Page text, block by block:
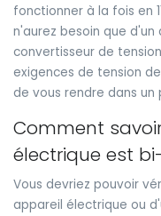
fonctionner à la fois en
n'aurez besoin que
convertisseur de
exigences de tension
de vous rendre dans un
Comment
électrique est
Vous devriez pouvoir
appareil électrique ou